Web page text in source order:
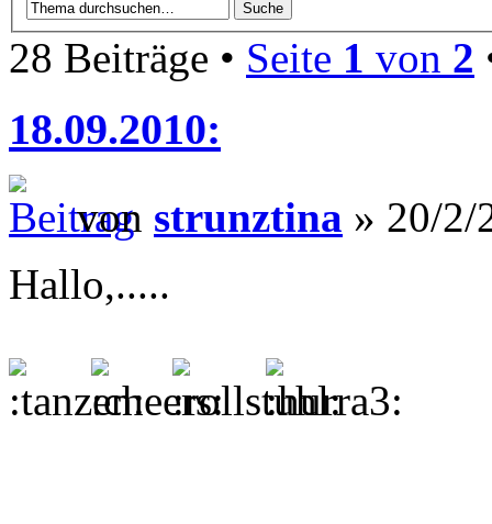
28 Beiträge • Seite 1 von 2
18.09.2010:
von strunztina » 20/2/
Hallo,.....